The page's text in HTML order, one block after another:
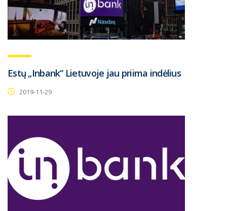
Estų „Inbank“ Lietuvoje jau priima indėlius
2019-11-29